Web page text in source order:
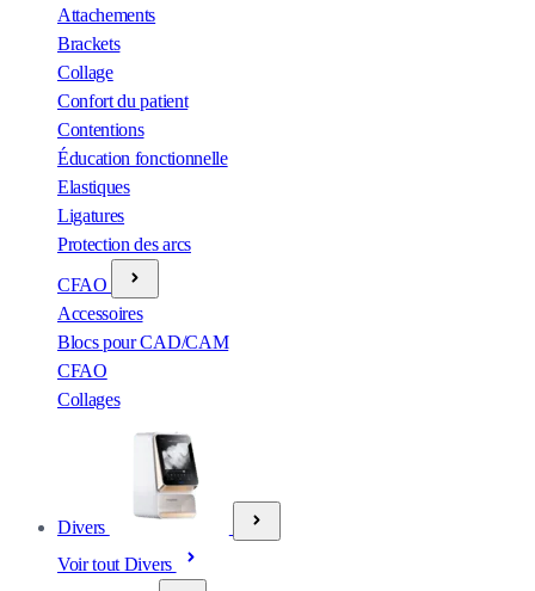
Attachements
Brackets
Collage
Confort du patient
Contentions
Éducation fonctionnelle
Elastiques
Ligatures
Protection des arcs
CFAO
Accessoires
Blocs pour CAD/CAM
CFAO
Collages
Divers
Voir tout Divers